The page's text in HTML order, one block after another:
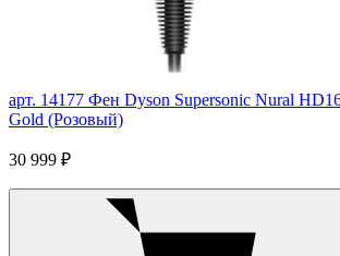
арт. 14177 Фен Dyson Supersonic Nural
Gold (Розовый)
30 999 ₽